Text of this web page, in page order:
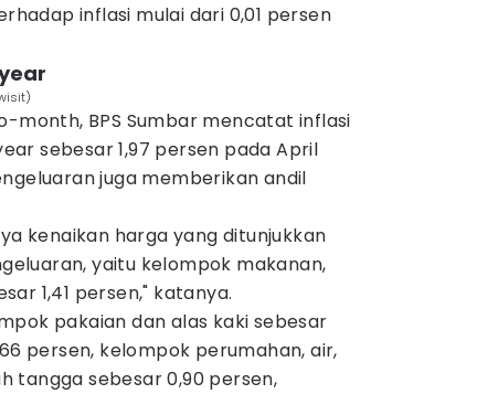
inflasi mulai dari 0,01 persen
month, BPS Sumbar mencatat inflasi
sebesar 1,97 persen pada April
juga memberikan andil
kenaikan harga yang ditunjukkan
yaitu kelompok makanan,
1,41 persen," katanya.
pakaian dan alas kaki sebesar
persen, kelompok perumahan, air,
tangga sebesar 0,90 persen,